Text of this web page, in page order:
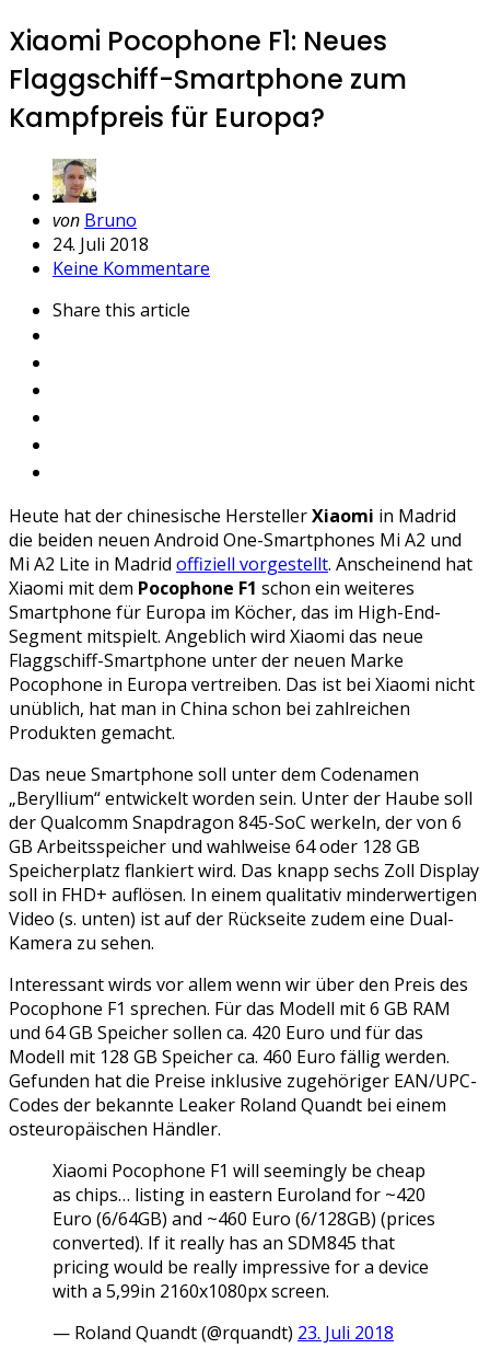
Xiaomi Pocophone F1: Neues
Flaggschiff-Smartphone zum
Kampfpreis für Europa?
Geschrieben
von
von Bruno
24. Juli 2018
Keine Kommentare
Share this article
Heute hat der chinesische HerstellerXiaomi in Madrid
die beiden neuen Android One-Smartphones Mi A2 und
Mi A2 Lite in Madrid offiziell vorgestellt. Anscheinend hat
Xiaomi mit dem Pocophone F1 schon ein weiteres
Smartphone für Europa im Köcher, das im High-End-
Segment mitspielt. Angeblich wird Xiaomi das neue
Flaggschiff-Smartphone unter der neuen Marke
Pocophone in Europa vertreiben. Das ist bei Xiaomi nicht
unüblich, hat man in China schon bei zahlreichen
Produkten gemacht.
Das neue Smartphone soll unter dem Codenamen
„Beryllium“ entwickelt worden sein. Unter der Haube soll
der Qualcomm Snapdragon 845-SoC werkeln, der von 6
GB Arbeitsspeicher und wahlweise 64 oder 128 GB
Speicherplatz flankiert wird. Das knapp sechs Zoll Display
soll in FHD+ auflösen. In einem qualitativ minderwertigen
Video (s. unten) ist auf der Rückseite zudem eine Dual-
Kamera zu sehen.
Interessant wirds vor allem wenn wir über den Preis des
Pocophone F1 sprechen. Für das Modell mit 6 GB RAM
und 64 GB Speicher sollen ca. 420 Euro und für das
Modell mit 128 GB Speicher ca. 460 Euro fällig werden.
Gefunden hat die Preise inklusive zugehöriger EAN/UPC-
Codes der bekannte Leaker Roland Quandt bei einem
osteuropäischen Händler.
Xiaomi Pocophone F1 will seemingly be cheap
as chips… listing in eastern Euroland for ~420
Euro (6/64GB) and ~460 Euro (6/128GB) (prices
converted). If it really has an SDM845 that
pricing would be really impressive for a device
with a 5,99in 2160x1080px screen.
— Roland Quandt (@rquandt) 23. Juli 2018